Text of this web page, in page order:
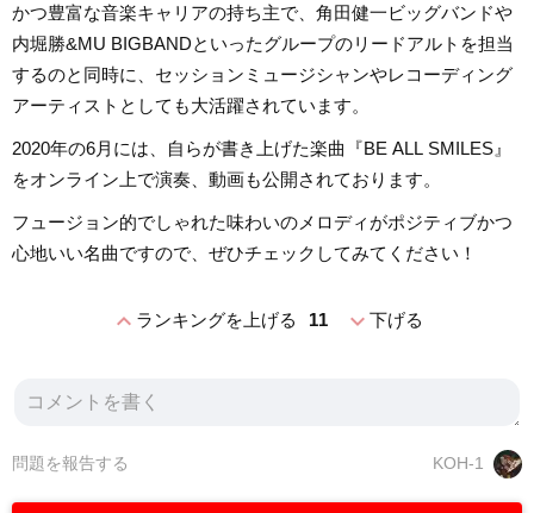
かつ豊富な音楽キャリアの持ち主で、角田健一ビッグバンドや
内堀勝&MU BIGBANDといったグループのリードアルトを担当
するのと同時に、セッションミュージシャンやレコーディング
アーティストとしても大活躍されています。
2020年の6月には、自らが書き上げた楽曲『BE ALL SMILES』
をオンライン上で演奏、動画も公開されております。
フュージョン的でしゃれた味わいのメロディがポジティブかつ
心地いい名曲ですので、ぜひチェックしてみてください！
expand_lessランキングを上げる 11 expand_more下げる
KOH-1
問題を報告する